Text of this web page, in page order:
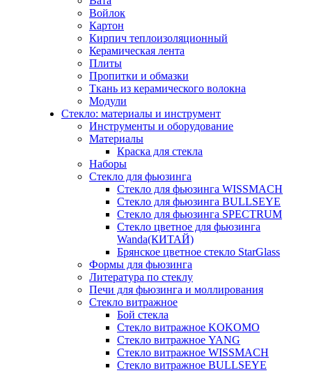
Войлок
Картон
Кирпич теплоизоляционный
Керамическая лента
Плиты
Пропитки и обмазки
Ткань из керамического волокна
Модули
Стекло: материалы и инструмент
Инструменты и оборудование
Материалы
Краска для стекла
Наборы
Стекло для фьюзинга
Стекло для фьюзинга WISSMACH
Стекло для фьюзинга BULLSEYE
Стекло для фьюзинга SPECTRUM
Стекло цветное для фьюзинга
Wanda(КИТАЙ)
Брянское цветное стекло StarGlass
Формы для фьюзинга
Литература по стеклу
Печи для фьюзинга и моллирования
Стекло витражное
Бой стекла
Стекло витражное KOKOMO
Стекло витражное YANG
Стекло витражное WISSMACH
Стекло витражное BULLSEYE